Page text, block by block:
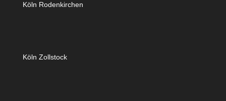
Köln Rodenkirchen
Köln Zollstock